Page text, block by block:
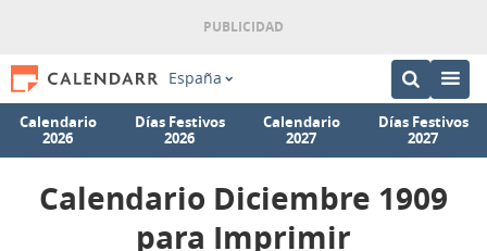
España
Calendario
2026
Días Festivos
2026
Calendario
2027
Días Festivos
2027
Calendario Diciembre 1909
para Imprimir